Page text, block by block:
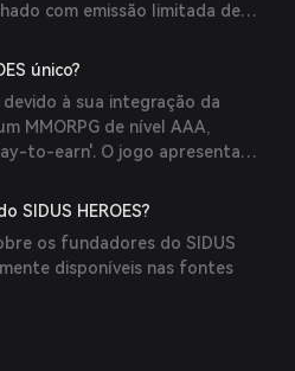
com emissão limitada de
jogadores ganhem renda por
dentro do jogo. O token
para várias funções no
atua como token de
único?
devido à sua integração da
MMORPG de nível AAA,
to-earn'. O jogo apresenta
o engajamento de
disso, inclui um mecanismo
e compras dentro do
SIDUS HEROES?
os fundadores do SIDUS
disponíveis nas fontes